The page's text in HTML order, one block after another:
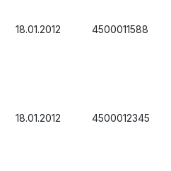
18.01.2012 4500011588
18.01.2012 4500012345